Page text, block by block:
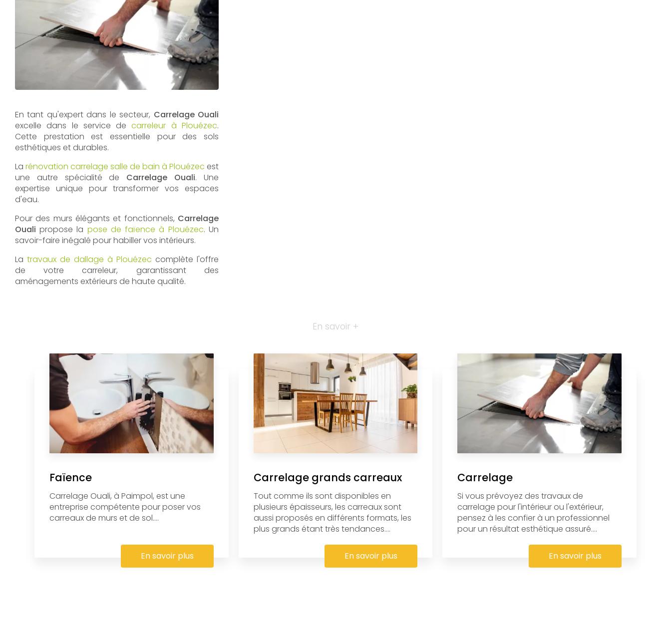
En tant qu'expert dans le secteur, Carrelage Ouali
excelle dans le service decarreleur à Plouézec.
Cette prestation est essentielle pour des sols
esthétiques et durables.
La rénovation carrelage salle de bain à Plouézec est
une autre spécialité de Carrelage Ouali. Une
expertise unique pour transformer vos espaces
d'eau.
Pour des murs élégants et fonctionnels, Carrelage
Ouali propose la pose de faïence à Plouézec. Un
savoir-faire inégalé pour habiller vos intérieurs.
La travaux de dallage à Plouézec complète l'offre
de votre carreleur, garantissant des
aménagements extérieurs de haute qualité.
En savoir +
Faïence
Carrelage Ouali, à Paimpol, est une
entreprise compétente pour poser vos
carreaux de murs et de sol....
En savoir plus
Carrelage grands carreaux
Tout comme ils sont disponibles en
plusieurs épaisseurs, les carreaux sont
aussi proposés en différents formats, les
plus grands étant très tendances....
En savoir plus
Carrelage
Si vous prévoyez des travaux de
carrelage pour l'intérieur ou l'extérieur,
pensez à les confier à un professionnel
pour un résultat esthétique assuré....
En savoir plus